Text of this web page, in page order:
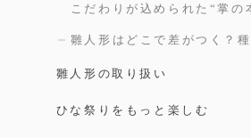
こだわりが込められた“掌の
雛人形はどこで差がつく？
雛人形の取り扱い
ひな祭りをもっと楽しむ